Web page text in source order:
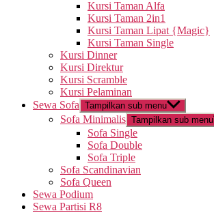
Kursi Taman Alfa
Kursi Taman 2in1
Kursi Taman Lipat {Magic}
Kursi Taman Single
Kursi Dinner
Kursi Direktur
Kursi Scramble
Kursi Pelaminan
Sewa Sofa Tampilkan sub menu
Sofa Minimalis Tampilkan sub menu
Sofa Single
Sofa Double
Sofa Triple
Sofa Scandinavian
Sofa Queen
Sewa Podium
Sewa Partisi R8